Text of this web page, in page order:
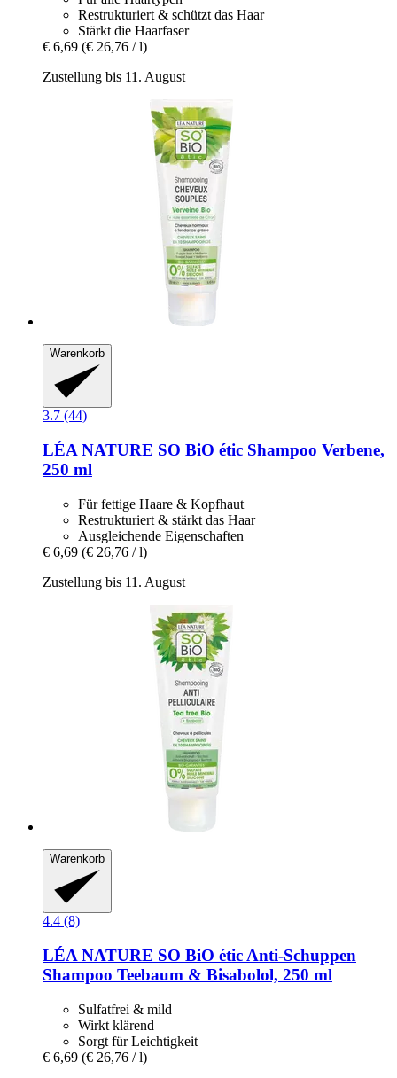
Restrukturiert & schützt das Haar
Stärkt die Haarfaser
€ 6,69 (€ 26,76 / l)
Zustellung bis 11. August
Warenkorb
3.7 (44)
LÉA NATURE SO BiO étic Shampoo Verbene,
250 ml
Für fettige Haare & Kopfhaut
Restrukturiert & stärkt das Haar
Ausgleichende Eigenschaften
€ 6,69 (€ 26,76 / l)
Zustellung bis 11. August
Warenkorb
4.4 (8)
LÉA NATURE SO BiO étic Anti-​Schuppen
Shampoo Teebaum & Bisabolol, 250 ml
Sulfatfrei & mild
Wirkt klärend
Sorgt für Leichtigkeit
€ 6,69 (€ 26,76 / l)